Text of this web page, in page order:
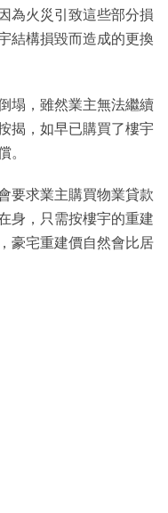
為火災引致這些部分損
結構損毀而造成的更換
塌，雖然業主無法繼續
揭，如早已購買了樓宇
。
要求業主購買物業貸款
身，只需按樓宇的重建
豪宅重建價自然會比居